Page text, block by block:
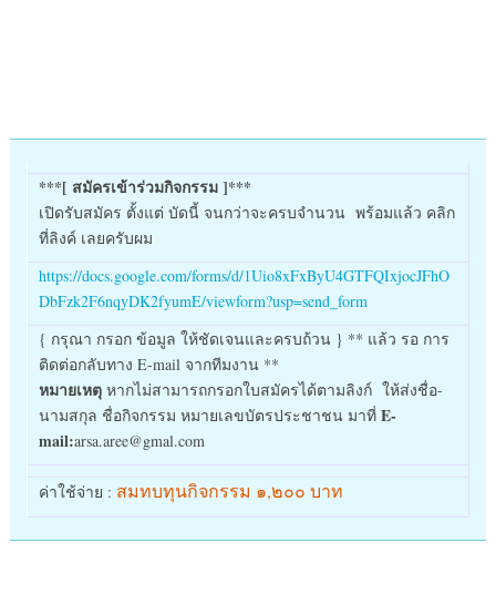
***[ สมัครเข้าร่วมกิจกรรม ]***
เปิดรับสมัคร ตั้งแต่ บัดนี้ จนกว่าจะครบจำนวน พร้อมแล้ว คลิก
ที่ลิงค์ เลยครับผม
https://docs.google.com/forms/d/1Uio8xFxByU4GTFQIxjocJFhO
DbFzk2F6nqyDK2fyumE/viewform?usp=send_form
{ กรุณา กรอก ข้อมูล ให้ชัดเจนและครบถ้วน } ** แล้ว รอ การ
ติดต่อกลับทาง E-mail จากทีมงาน **
หมายเหตุหากไม่สามารถกรอกใบสมัครได้ตามลิงก์ ให้ส่งชื่อ-
นามสกุล ชื่อกิจกรรม หมายเลขบัตรประชาชน มาที่ E-
mail:arsa.aree@gmal.com
ค่าใช้จ่าย : สมทบทุนกิจกรรม ๑,๒๐๐ บาท